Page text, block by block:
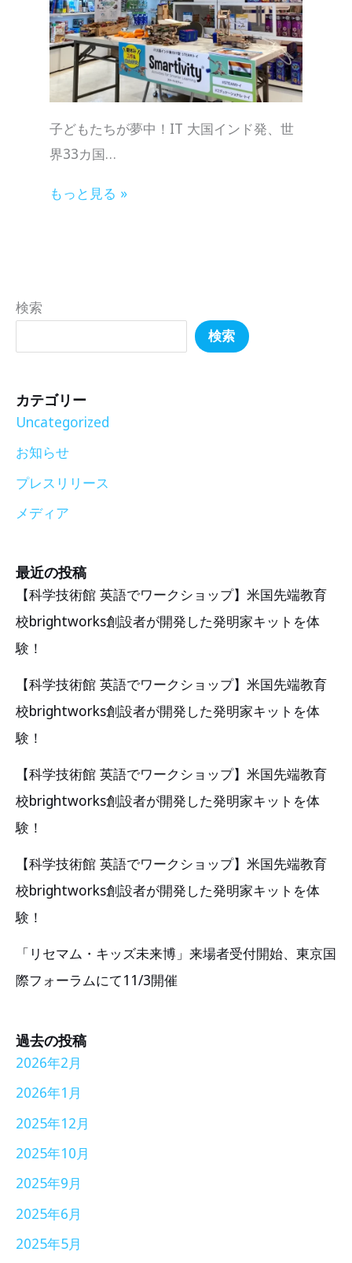
子どもたちが夢中！IT 大国インド発、世
界33カ国…
もっと見る »
検索
検索
カテゴリー
Uncategorized
お知らせ
プレスリリース
メディア
最近の投稿
【科学技術館 英語でワークショップ】米国先端教育
校brightworks創設者が開発した発明家キットを体
験！
【科学技術館 英語でワークショップ】米国先端教育
校brightworks創設者が開発した発明家キットを体
験！
【科学技術館 英語でワークショップ】米国先端教育
校brightworks創設者が開発した発明家キットを体
験！
【科学技術館 英語でワークショップ】米国先端教育
校brightworks創設者が開発した発明家キットを体
験！
「リセマム・キッズ未来博」来場者受付開始、東京国
際フォーラムにて11/3開催
過去の投稿
2026年2月
2026年1月
2025年12月
2025年10月
2025年9月
2025年6月
2025年5月